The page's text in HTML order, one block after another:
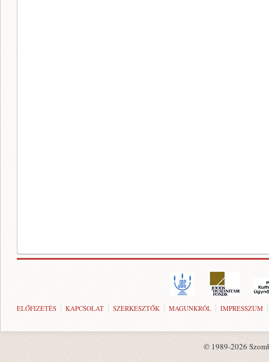
ELŐFIZETÉS KAPCSOLAT SZERKESZTŐK MAGUNKRÓL IMPRESSZUM
© 1989-2026